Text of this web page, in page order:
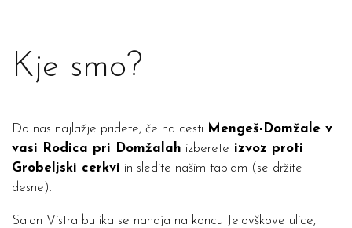
Kje smo?
Do nas najlažje pridete, če na cesti Mengeš-Domžale v
vasi Rodica pri Domžalah izberete izvoz proti
Grobeljski cerkvi in sledite našim tablam (se držite
desne).
Salon Vistra butika se nahaja na koncu Jelovškove ulice,